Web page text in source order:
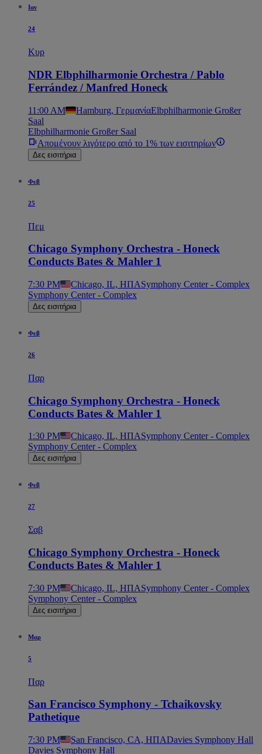
Ιαν
24
Κυρ
NDR Elbphilharmonie Orchestra / Pablo
Ferrández / Manfred Honeck
11:00 AM Hamburg, ΓερμανίαElbphilharmonie Großer
Saal
Elbphilharmonie Großer Saal
Απομένουν λιγότερο από το 1% των εισιτηρίων
Δες εισιτήρια
Φεβ
25
Πεμ
Chicago Symphony Orchestra - Honeck
Conducts Bates & Mahler 1
7:30 PM Chicago, IL, ΗΠΑSymphony Center - Complex
Symphony Center - Complex
Δες εισιτήρια
Φεβ
26
Παρ
Chicago Symphony Orchestra - Honeck
Conducts Bates & Mahler 1
1:30 PM Chicago, IL, ΗΠΑSymphony Center - Complex
Symphony Center - Complex
Δες εισιτήρια
Φεβ
27
Σαβ
Chicago Symphony Orchestra - Honeck
Conducts Bates & Mahler 1
7:30 PM Chicago, IL, ΗΠΑSymphony Center - Complex
Symphony Center - Complex
Δες εισιτήρια
Μαρ
5
Παρ
San Francisco Symphony - Tchaikovsky
Pathetique
7:30 PM San Francisco, CA, ΗΠΑDavies Symphony Hall
Davies Symphony Hall